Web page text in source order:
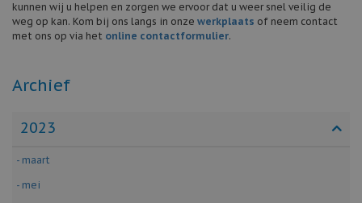
kunnen wij u helpen en zorgen we ervoor dat u weer snel veilig de
weg op kan. Kom bij ons langs in onze werkplaats of neem contact
met ons op via het online contactformulier.
Archief
2023
- maart
- mei